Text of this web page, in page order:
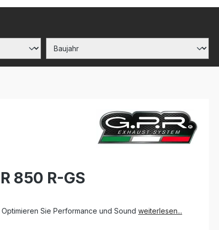
850 R-GS
Sie Performance und Sound weiterlesen...